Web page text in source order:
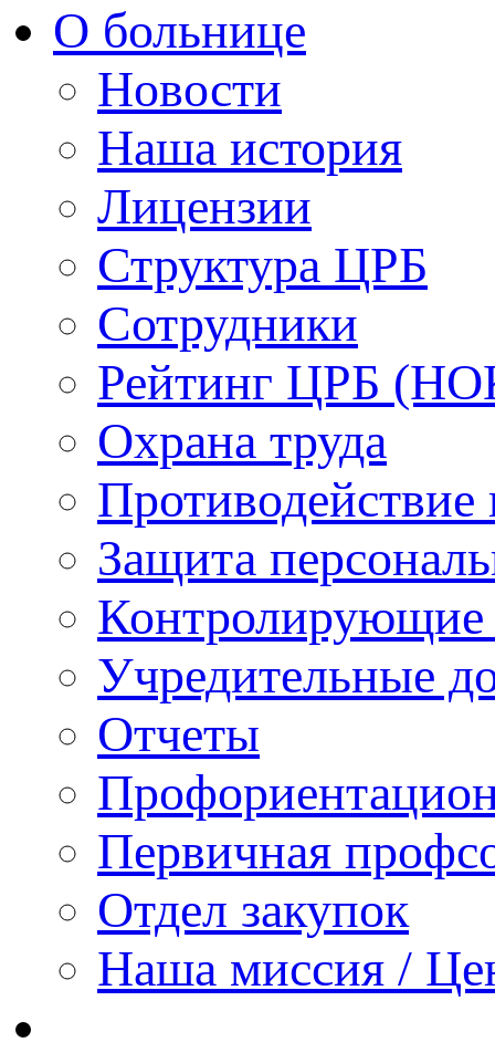
О больнице
Новости
Наша история
Лицензии
Структура ЦРБ
Сотрудники
Рейтинг ЦРБ
Охрана труда
Защита
Контролирующие
Учредительные
Отчеты
Первичная
Отдел закупок
Наша миссия /